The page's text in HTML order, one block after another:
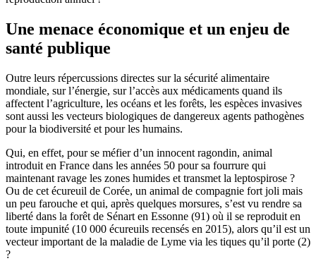
Une menace économique et un enjeu de
santé publique
Outre leurs répercussions directes sur la sécurité alimentaire
mondiale, sur l’énergie, sur l’accès aux médicaments quand ils
affectent l’agriculture, les océans et les forêts, les espèces invasives
sont aussi les vecteurs biologiques de dangereux agents pathogènes
pour la biodiversité et pour les humains.
Qui, en effet, pour se méfier d’un innocent ragondin, animal
introduit en France dans les années 50 pour sa fourrure qui
maintenant ravage les zones humides et transmet la leptospirose ?
Ou de cet écureuil de Corée, un animal de compagnie fort joli mais
un peu farouche et qui, après quelques morsures, s’est vu rendre sa
liberté dans la forêt de Sénart en Essonne (91) où il se reproduit en
toute impunité (10 000 écureuils recensés en 2015), alors qu’il est un
vecteur important de la maladie de Lyme via les tiques qu’il porte (2)
?